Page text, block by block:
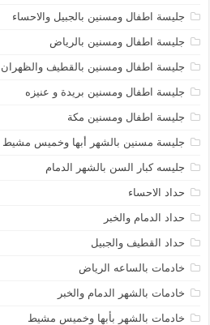
جليسة اطفال ومسنين بالجبيل والاحساء
جليسة اطفال ومسنين بالرياض
جليسة اطفال ومسنين بالقطيف والظهران
جليسة اطفال ومسنين بريدة و عنيزه
جليسة اطفال ومسنين مكة
جليسة مسنين بالشهر أبها وخميس مشيط
جليسه كبار السن بالشهر الدمام
حداد الاحساء
حداد الدمام والخبر
حداد القطيف والجبيل
خادمات بالساعه الرياض
خادمات بالشهر الدمام والخبر
خادمات بالشهر بأبها وخميس مشيط